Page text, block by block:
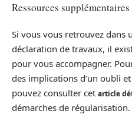
Ressources supplémentaires
Si vous vous retrouvez dans
déclaration de travaux, il
pour vous accompagner.
des implications d’un oubli
pouvez consulter cet article
démarches de régularisation.